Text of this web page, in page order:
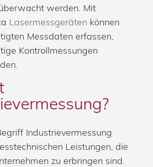
werden. Mit
Lasermessgeräten können
Messdaten erfassen,
Kontrollmessungen
Industrievermessung
Leistungen, die
zu erbringen sind.